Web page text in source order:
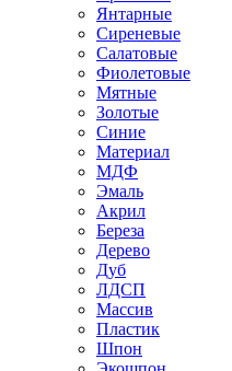
Янтарные
Сиреневые
Салатовые
Фиолетовые
Мятные
Золотые
Синие
Материал
МДФ
Эмаль
Акрил
Береза
Дерево
Дуб
ЛДСП
Массив
Пластик
Шпон